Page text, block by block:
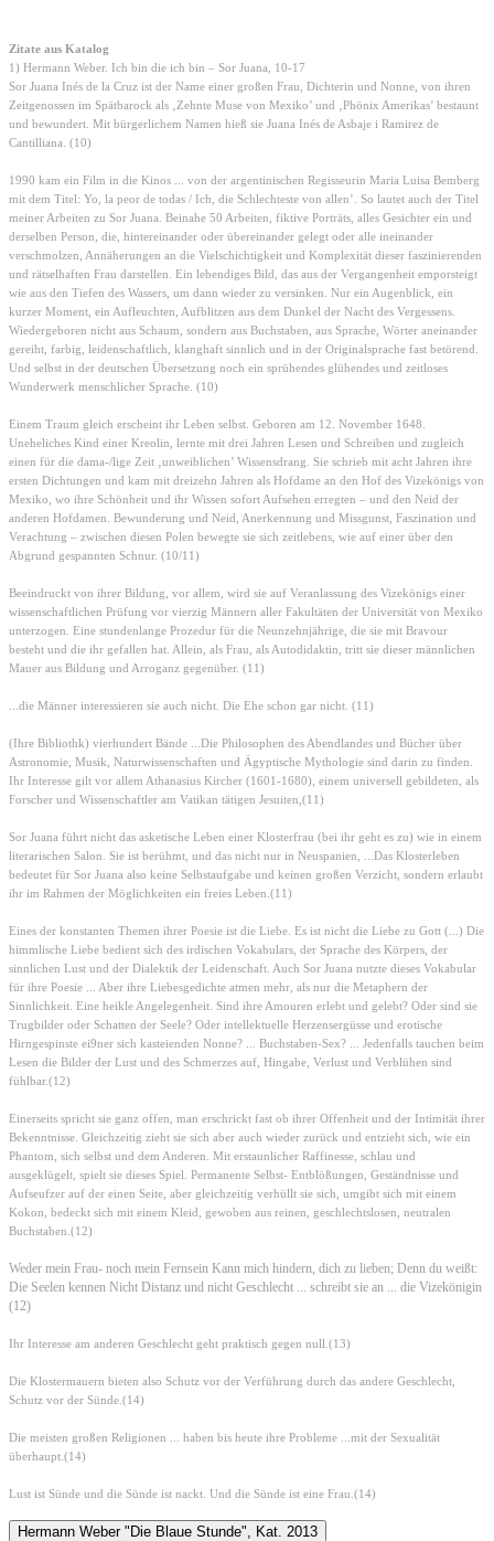
Zitate aus Katalog
1) Hermann Weber. Ich bin die ich bin – Sor Juana, 10-17
Sor Juana Inés de la Cruz ist der Name einer großen Frau, Dichterin und Nonne, von ihren
Zeitgenossen im Spätbarock als ‚Zehnte Muse von Mexiko’ und ‚Phönix Amerikas’ bestaunt
und bewundert. Mit bürgerlichem Namen hieß sie Juana Inés de Asbaje i Ramirez de
Cantilliana. (10)
1990 kam ein Film in die Kinos ... von der argentinischen Regisseurin Maria Luisa Bemberg
mit dem Titel: Yo, la peor de todas / Ich, die Schlechteste von allen’. So lautet auch der Titel
meiner Arbeiten zu Sor Juana. Beinahe 50 Arbeiten, fiktive Porträts, alles Gesichter ein und
derselben Person, die, hintereinander oder übereinander gelegt oder alle ineinander
verschmolzen, Annäherungen an die Vielschichtigkeit und Komplexität dieser faszinierenden
und rätselhaften Frau darstellen. Ein lebendiges Bild, das aus der Vergangenheit emporsteigt
wie aus den Tiefen des Wassers, um dann wieder zu versinken. Nur ein Augenblick, ein
kurzer Moment, ein Aufleuchten, Aufblitzen aus dem Dunkel der Nacht des Vergessens.
Wiedergeboren nicht aus Schaum, sondern aus Buchstaben, aus Sprache, Wörter aneinander
gereiht, farbig, leidenschaftlich, klanghaft sinnlich und in der Originalsprache fast betörend.
Und selbst in der deutschen Übersetzung noch ein sprühendes glühendes und zeitloses
Wunderwerk menschlicher Sprache. (10)
Einem Traum gleich erscheint ihr Leben selbst. Geboren am 12. November 1648.
Uneheliches Kind einer Kreolin, lernte mit drei Jahren Lesen und Schreiben und zugleich
einen für die dama-/lige Zeit ‚unweiblichen’ Wissensdrang. Sie schrieb mit acht Jahren ihre
ersten Dichtungen und kam mit dreizehn Jahren als Hofdame an den Hof des Vizekönigs von
Mexiko, wo ihre Schönheit und ihr Wissen sofort Aufsehen erregten – und den Neid der
anderen Hofdamen. Bewunderung und Neid, Anerkennung und Missgunst, Faszination und
Verachtung – zwischen diesen Polen bewegte sie sich zeitlebens, wie auf einer über den
Abgrund gespannten Schnur. (10/11)
Beeindruckt von ihrer Bildung, vor allem, wird sie auf Veranlassung des Vizekönigs einer
wissenschaftlichen Prüfung vor vierzig Männern aller Fakultäten der Universität von Mexiko
unterzogen. Eine stundenlange Prozedur für die Neunzehnjährige, die sie mit Bravour
besteht und die ihr gefallen hat. Allein, als Frau, als Autodidaktin, tritt sie dieser männlichen
Mauer aus Bildung und Arroganz gegenüber. (11)
...die Männer interessieren sie auch nicht. Die Ehe schon gar nicht. (11)
(Ihre Bibliothk) vierhundert Bände ...Die Philosophen des Abendlandes und Bücher über
Astronomie, Musik, Naturwissenschaften und Ägyptische Mythologie sind darin zu finden.
Ihr Interesse gilt vor allem Athanasius Kircher (1601-1680), einem universell gebildeten, als
Forscher und Wissenschaftler am Vatikan tätigen Jesuiten,(11)
Sor Juana führt nicht das asketische Leben einer Klosterfrau (bei ihr geht es zu) wie in einem
literarischen Salon. Sie ist berühmt, und das nicht nur in Neuspanien, ...Das Klosterleben
bedeutet für Sor Juana also keine Selbstaufgabe und keinen großen Verzicht, sondern erlaubt
ihr im Rahmen der Möglichkeiten ein freies Leben.(11)
Eines der konstanten Themen ihrer Poesie ist die Liebe. Es ist nicht die Liebe zu Gott (...) Die
himmlische Liebe bedient sich des irdischen Vokabulars, der Sprache des Körpers, der
sinnlichen Lust und der Dialektik der Leidenschaft. Auch Sor Juana nutzte dieses Vokabular
für ihre Poesie ... Aber ihre Liebesgedichte atmen mehr, als nur die Metaphern der
Sinnlichkeit. Eine heikle Angelegenheit. Sind ihre Amouren erlebt und gelebt? Oder sind sie
Trugbilder oder Schatten der Seele? Oder intellektuelle Herzensergüsse und erotische
Hirngespinste ei9ner sich kasteienden Nonne? ... Buchstaben-Sex? ... Jedenfalls tauchen beim
Lesen die Bilder der Lust und des Schmerzes auf, Hingabe, Verlust und Verblühen sind
fühlbar.(12)
Einerseits spricht sie ganz offen, man erschrickt fast ob ihrer Offenheit und der Intimität ihrer
Bekenntnisse. Gleichzeitig zieht sie sich aber auch wieder zurück und entzieht sich, wie ein
Phantom, sich selbst und dem Anderen. Mit erstaunlicher Raffinesse, schlau und
ausgeklügelt, spielt sie dieses Spiel. Permanente Selbst- Entblößungen, Geständnisse und
Aufseufzer auf der einen Seite, aber gleichzeitig verhüllt sie sich, umgibt sich mit einem
Kokon, bedeckt sich mit einem Kleid, gewoben aus reinen, geschlechtslosen, neutralen
Buchstaben.(12)
Weder mein Frau- noch mein Fernsein Kann mich hindern, dich zu lieben; Denn du weißt:
Die Seelen kennen Nicht Distanz und nicht Geschlecht ... schreibt sie an ... die Vizekönigin
(12)
Ihr Interesse am anderen Geschlecht geht praktisch gegen null.(13)
Die Klostermauern bieten also Schutz vor der Verführung durch das andere Geschlecht,
Schutz vor der Sünde.(14)
Die meisten großen Religionen ... haben bis heute ihre Probleme ...mit der Sexualität
überhaupt.(14)
Lust ist Sünde und die Sünde ist nackt. Und die Sünde ist eine Frau.(14)
Hermann Weber "Die Blaue Stunde", Kat. 2013